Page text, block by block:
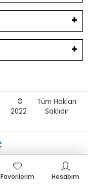
©
2022
Tüm Hakları
Saklıdır
Favorilerim
Hesabım